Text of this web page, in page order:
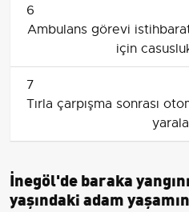
6
Ambulans görevi
için
7
Tırla çarpışma sonrası
İnegöl'de baraka
yaşındaki adam